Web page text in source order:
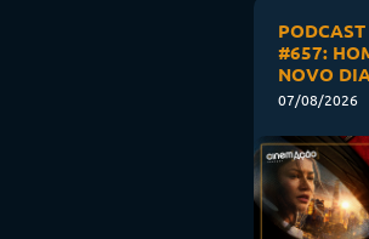
#657:
NOVO
07/08/2026